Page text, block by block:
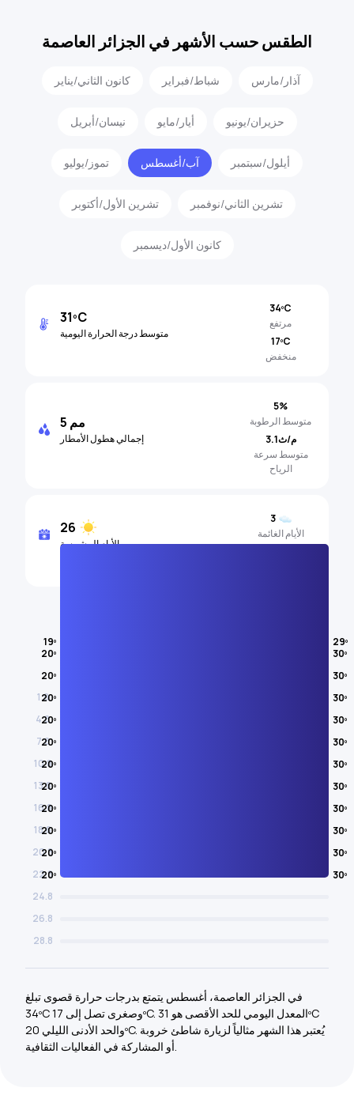
الطقس حسب الأشهر في الجزائر العاصمة
كانون الثاني/يناير شباط/فبراير آذار/مارس
نيسان/أبريل أيار/مايو حزيران/يونيو
تموز/يوليو آب/أغسطس أيلول/سبتمبر
تشرين الأول/أكتوبر تشرين الثاني/نوفمبر
كانون الأول/ديسمبر
31ºC
متوسط ​​درجة الحرارة اليومية
34ºC
مرتفع
17ºC
منخفض
5 مم
إجمالي هطول الأمطار
5%
متوسط ​​الرطوبة
3.1م/ث
متوسط سرعة
الرياح
26
الأيام المشمسة
3
الأيام الغائمة
19º 29º
1.8
20º 30º
4.8
20º 30º
7.8
20º 30º
10.8
20º 30º
13.8
20º 30º
16.8
20º 30º
18.8
20º 30º
20.8
20º 30º
22.8
20º 30º
24.8
20º 30º
26.8
20º 30º
28.8
في الجزائر العاصمة، أغسطس يتمتع بدرجات حرارة قصوى تبلغ
34ºC وصغرى تصل إلى 17ºC. المعدل اليومي للحد الأقصى هو 31ºC
والحد الأدنى الليلي 20ºC. يُعتبر هذا الشهر مثالياً لزيارة شاطئ خروبة
أو المشاركة في الفعاليات الثقافية.